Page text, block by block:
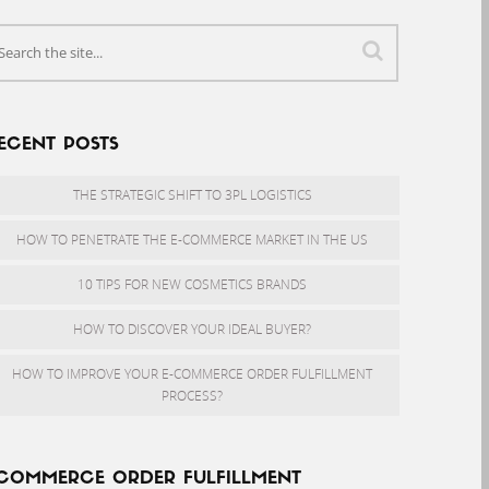
POSTS
THE STRATEGIC SHIFT TO 3PL LOGISTICS
HOW TO PENETRATE THE E-COMMERCE MARKET IN THE US
10 TIPS FOR NEW COSMETICS BRANDS
HOW TO DISCOVER YOUR IDEAL BUYER?
HOW TO IMPROVE YOUR E-COMMERCE ORDER FULFILLMENT
PROCESS?
ORDER FULFILLMENT